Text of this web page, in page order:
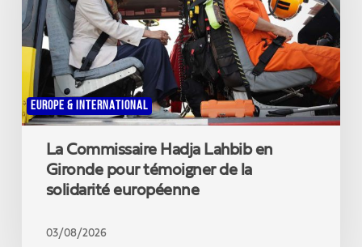
EUROPE & INTERNATIONAL
Gironde
pour
témoigner
de
solidarité
européenne
La Commissaire Hadja Lahbib en
Gironde pour témoigner de la
solidarité européenne
03/08/2026